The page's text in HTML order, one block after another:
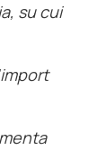
su cui